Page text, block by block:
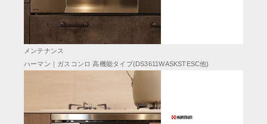
メンテナンス
ハーマン｜ガスコンロ 高機能タイプ(DS3611WASKSTESC他)